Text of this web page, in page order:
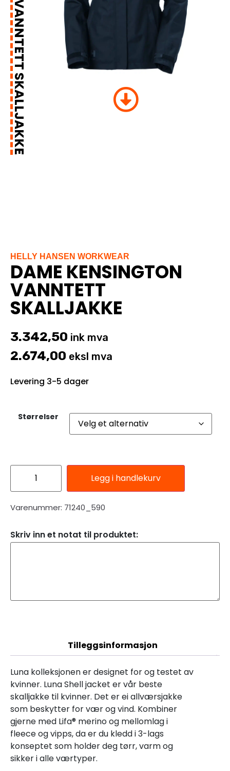
HELLY HANSEN WORKWEAR
DAME KENSINGTON
VANNTETT
SKALLJAKKE
3.342,50 ink mva
2.674,00 eksl mva
Levering 3-5 dager
Størrelser
Legg i handlekurv
Varenummer: 71240_590
Skriv inn et notat til produktet:
Tilleggsinformasjon
Luna kolleksjonen er designet for og testet av
kvinner. Luna Shell jacket er vår beste
skalljakke til kvinner. Det er ei allværsjakke
som beskytter for vær og vind. Kombiner
gjerne med Lifa® merino og mellomlag i
fleece og vipps, da er du kledd i 3-lags
konseptet som holder deg tørr, varm og
sikker i alle værtyper.